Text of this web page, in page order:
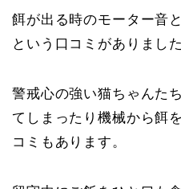
餌が出る時のモーター音
という口コミがありました
警戒心の強い猫ちゃんた
てしまったり機械から餌
コミもあります。